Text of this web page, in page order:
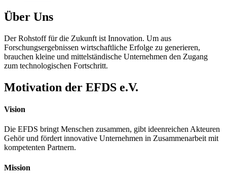
Über Uns
Der Rohstoff für die Zukunft ist Innovation. Um aus
Forschungsergebnissen wirtschaftliche Erfolge zu generieren,
brauchen kleine und mittelständische Unternehmen den Zugang
zum technologischen Fortschritt.
Motivation der EFDS e.V.
Vision
Die EFDS bringt Menschen zusammen, gibt ideenreichen Akteuren
Gehör und fördert innovative Unternehmen in Zusammenarbeit mit
kompetenten Partnern.
Mission